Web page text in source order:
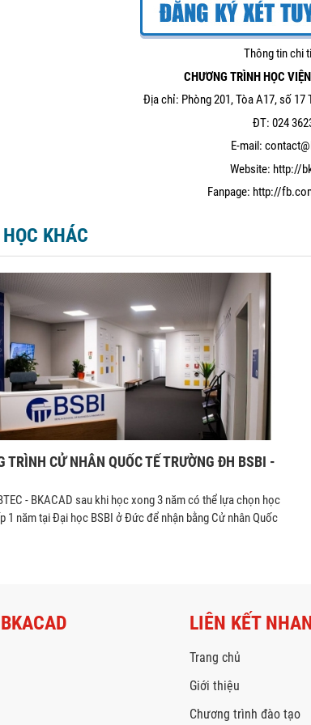
Thông tin chi
CHƯƠNG TRÌNH HỌC
Địa chỉ: Phòng 201, Tòa A17, số 17
ĐT: 024
E-mail:
Website: http://
Fanpage: http://
KHÁC
TRÌNH CỬ NHÂN QUỐC TẾ TRƯỜNG ĐH BSBI -
- BKACAD sau khi học xong 3 năm có thể lựa chọn học
1 năm tại Đại học BSBI ở Đức để nhận bằng Cử nhân Quốc
LIÊN KẾT
Trang chủ
Giới thiệu
Chương trình đào tạo